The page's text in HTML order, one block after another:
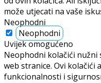
može utjecati na vaše
Neophodni
Neophodni
Uvijek omogućeno
Neophodni kolačići
web stranice. Ovi kolačići
funkcionalnosti i